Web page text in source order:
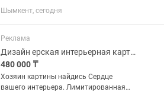
с рамой 110#85.Рама в подарок.
Работа превосходно выполнена
Картина подойдёт для интерьера
жилого...
Шымкент, сегодня
Реклама
Дизайн ерская интерьерная картина ДРЕВО ЖИЗНИ
480 000 ₸
Хозяин картины найдись Сердце
вашего интерьера. Лимитированная